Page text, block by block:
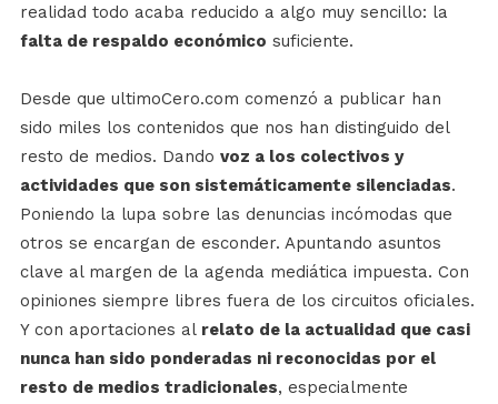
realidad todo acaba reducido a algo muy sencillo: la
falta de respaldo económico suficiente.
Desde que ultimoCero.com comenzó a publicar han
sido miles los contenidos que nos han distinguido del
resto de medios. Dando voz a los colectivos y
actividades que son sistemáticamente silenciadas.
Poniendo la lupa sobre las denuncias incómodas que
otros se encargan de esconder. Apuntando asuntos
clave al margen de la agenda mediática impuesta. Con
opiniones siempre libres fuera de los circuitos oficiales.
Y con aportaciones al relato de la actualidad que casi
nunca han sido ponderadas ni reconocidas por el
resto de medios tradicionales, especialmente